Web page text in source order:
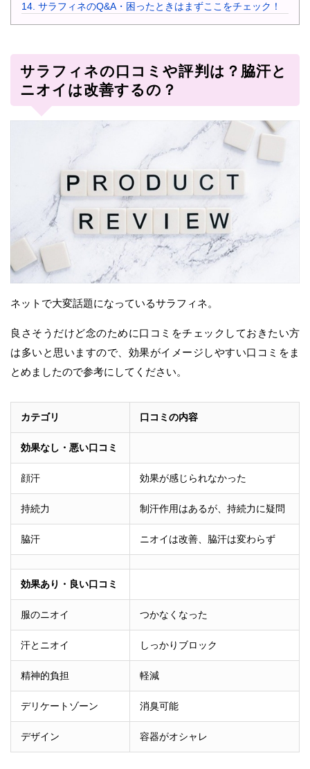
14. サラフィネのQ&A・困ったときはまずここをチェック！
サラフィネの口コミや評判は？脇汗と
ニオイは改善するの？
ネットで大変話題になっているサラフィネ。
良さそうだけど念のために口コミをチェックしておきたい方
は多いと思いますので、効果がイメージしやすい口コミをま
とめましたので参考にしてください。
カテゴリ 口コミの内容
効果なし・悪い口コミ
顔汗 効果が感じられなかった
持続力 制汗作用はあるが、持続力に疑問
脇汗 ニオイは改善、脇汗は変わらず
効果あり・良い口コミ
服のニオイ つかなくなった
汗とニオイ しっかりブロック
精神的負担 軽減
デリケートゾーン 消臭可能
デザイン 容器がオシャレ